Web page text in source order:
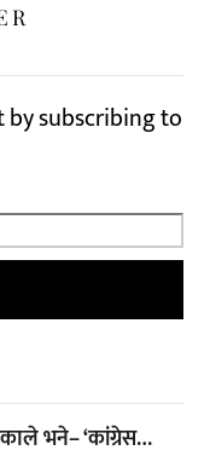
by subscribing to
भने– ‘कांग्रेस…